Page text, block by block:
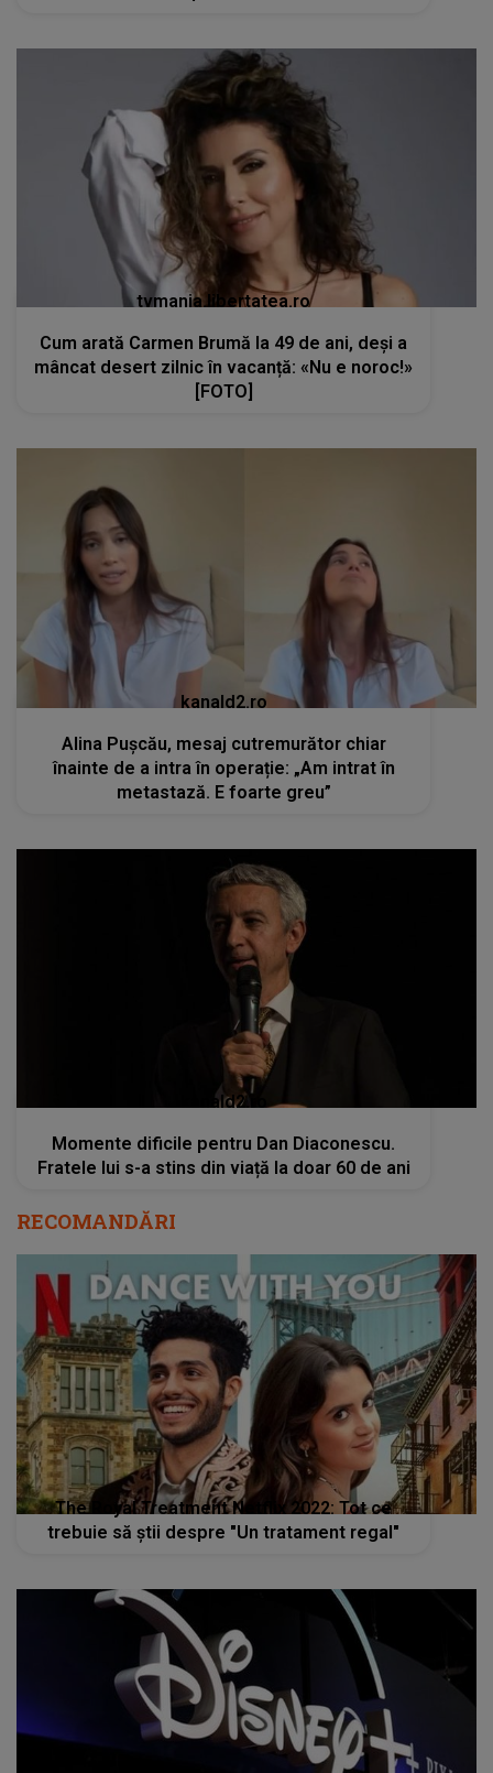
tvmania.libertatea.ro
Cum arată Carmen Brumă la 49 de ani, deși a
mâncat desert zilnic în vacanță: «Nu e noroc!»
[FOTO]
kanald2.ro
Alina Pușcău, mesaj cutremurător chiar
înainte de a intra în operație: „Am intrat în
metastază. E foarte greu”
kanald2.ro
Momente dificile pentru Dan Diaconescu.
Fratele lui s-a stins din viață la doar 60 de ani
RECOMANDĂRI
The Royal Treatment Netflix 2022: Tot ce
trebuie să ştii despre "Un tratament regal"